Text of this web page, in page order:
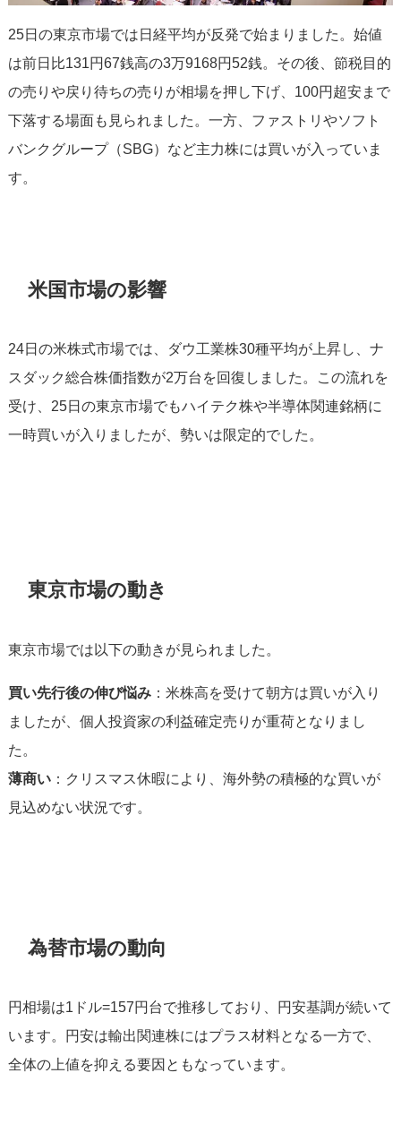
25日の東京市場では日経平均が反発で始まりました。始値
は前日比131円67銭高の3万9168円52銭。その後、節税目的
の売りや戻り待ちの売りが相場を押し下げ、100円超安まで
下落する場面も見られました。一方、ファストリやソフト
バンクグループ（SBG）など主力株には買いが入っていま
す。
米国市場の影響
24日の米株式市場では、ダウ工業株30種平均が上昇し、ナ
スダック総合株価指数が2万台を回復しました。この流れを
受け、25日の東京市場でもハイテク株や半導体関連銘柄に
一時買いが入りましたが、勢いは限定的でした。
東京市場の動き
東京市場では以下の動きが見られました。
買い先行後の伸び悩み：米株高を受けて朝方は買いが入り
ましたが、個人投資家の利益確定売りが重荷となりまし
た。
薄商い：クリスマス休暇により、海外勢の積極的な買いが
見込めない状況です。
為替市場の動向
円相場は1ドル=157円台で推移しており、円安基調が続いて
います。円安は輸出関連株にはプラス材料となる一方で、
全体の上値を抑える要因ともなっています。